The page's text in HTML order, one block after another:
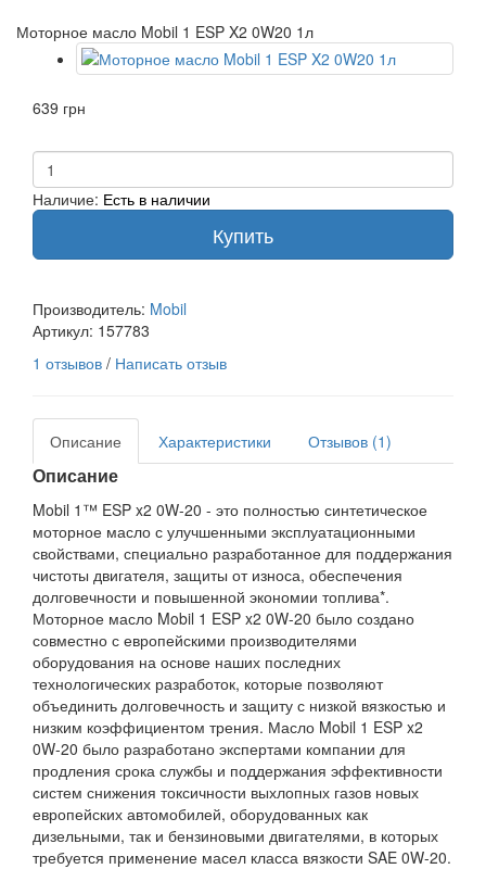
Моторное масло Mobil 1 ESP X2 0W20 1л
639 грн
Наличие: Есть в наличии
Купить
Производитель: Mobil
Артикул: 157783
1 отзывов / Написать отзыв
Описание Характеристики Отзывов (1)
Описание
Mobil 1™ ESP x2 0W-20 - это полностью синтетическое
моторное масло с улучшенными эксплуатационными
свойствами, специально разработанное для поддержания
чистоты двигателя, защиты от износа, обеспечения
долговечности и повышенной экономии топлива*.
Моторное масло Mobil 1 ESP x2 0W-20 было создано
совместно с европейскими производителями
оборудования на основе наших последних
технологических разработок, которые позволяют
объединить долговечность и защиту с низкой вязкостью и
низким коэффициентом трения. Масло Mobil 1 ESP x2
0W-20 было разработано экспертами компании для
продления срока службы и поддержания эффективности
систем снижения токсичности выхлопных газов новых
европейских автомобилей, оборудованных как
дизельными, так и бензиновыми двигателями, в которых
требуется применение масел класса вязкости SAE 0W-20.